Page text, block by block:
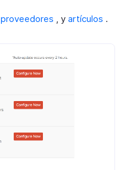
proveedores , y artículos .